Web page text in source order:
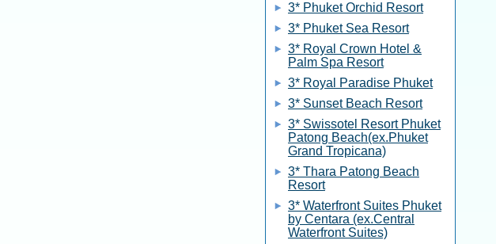
3* Phuket Orchid Resort
3* Phuket Sea Resort
3* Royal Crown Hotel &
Palm Spa Resort
3* Royal Paradise Phuket
3* Sunset Beach Resort
3* Swissotel Resort Phuket
Patong Beach(ex.Phuket
Grand Tropicana)
3* Thara Patong Beach
Resort
3* Waterfront Suites Phuket
by Centara (ex.Central
Waterfront Suites)